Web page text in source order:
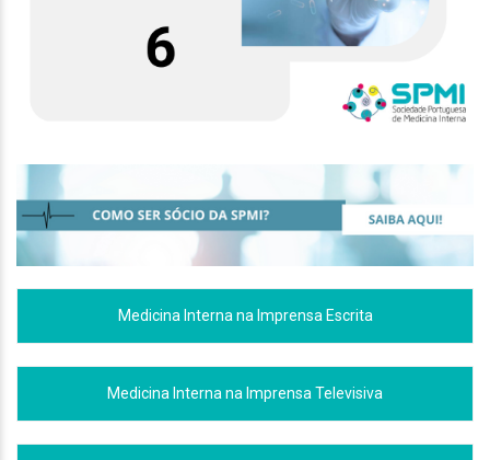
Medicina Interna na Imprensa Escrita
Medicina Interna na Imprensa Televisiva